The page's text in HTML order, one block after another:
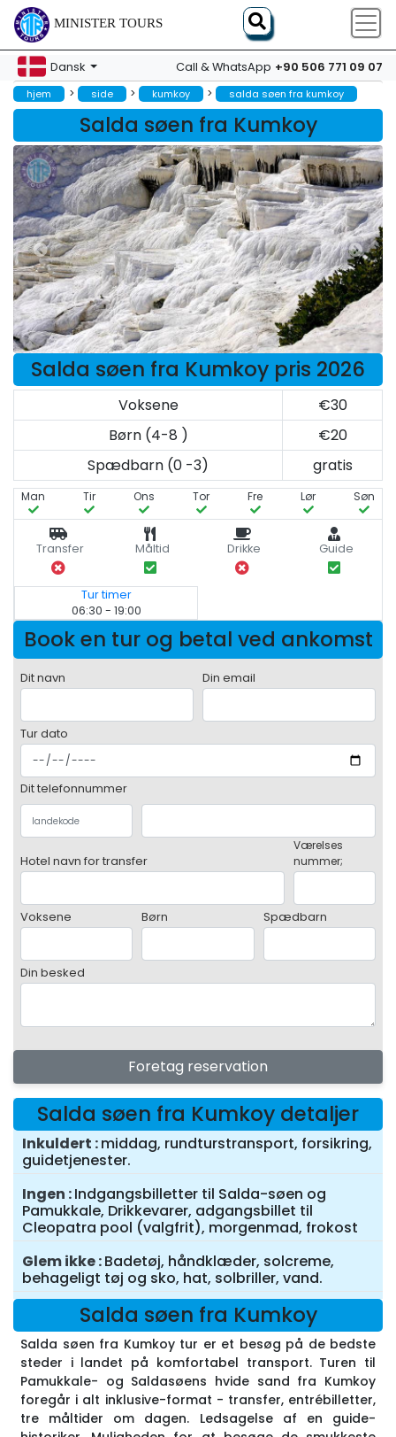
MINISTER TOURS
Dansk Call & WhatsApp +90 506 771 09 07
hjem > side > kumkoy > salda søen fra kumkoy
Salda søen fra Kumkoy
Salda søen fra Kumkoy pris 2026
Voksene
€30
Børn (4-8 )
€20
Spædbarn (0 -3)
gratis
Man Tir Ons Tor Fre Lør Søn
Transfer Måltid Drikke Guide
Tur timer
06:30 - 19:00
Book en tur og betal ved ankomst
Dit navn Din email
Tur dato
Dit telefonnummer
Hotel navn for transfer
Værelses
nummer;
Voksene Børn Spædbarn
Din besked
Foretag reservation
Salda søen fra Kumkoy detaljer
Inkuldert middag, rundturstransport, forsikring,
guidetjenester.
Ingen Indgangsbilletter til Salda-søen og
Pamukkale, Drikkevarer, adgangsbillet til
Cleopatra pool (valgfrit), morgenmad, frokost
Glem ikke Badetøj, håndklæder, solcreme,
behageligt tøj og sko, hat, solbriller, vand.
Salda søen fra Kumkoy
Salda søen fra Kumkoy tur er et besøg på de bedste
steder i landet på komfortabel transport. Turen til
Pamukkale- og Saldasøens hvide sand fra Kumkoy
foregår i alt inklusive-format - transfer, entrébilletter,
tre måltider om dagen. Ledsagelse af en guide-